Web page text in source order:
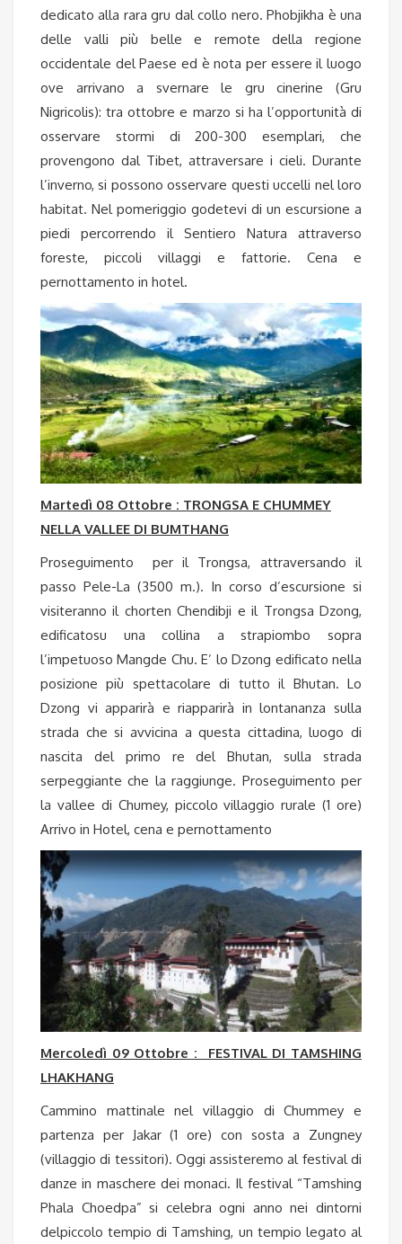
dedicato alla rara gru dal collo nero. Phobjikha è una
delle valli più belle e remote della regione
occidentale del Paese ed è nota per essere il luogo
ove arrivano a svernare le gru cinerine (Gru
Nigricolis): tra ottobre e marzo si ha l’opportunità di
osservare stormi di 200-300 esemplari, che
provengono dal Tibet, attraversare i cieli. Durante
l’inverno, si possono osservare questi uccelli nel loro
habitat. Nel pomeriggio godetevi di un escursione a
piedi percorrendo il Sentiero Natura attraverso
foreste, piccoli villaggi e fattorie. Cena e
pernottamento in hotel.
Martedì 08 Ottobre : TRONGSA E CHUMMEY
NELLA VALLEE DI BUMTHANG
Proseguimento per il Trongsa, attraversando il
passo Pele-La (3500 m.). In corso d’escursione si
visiteranno il chorten Chendibji e il Trongsa Dzong,
edificatosu una collina a strapiombo sopra
l’impetuoso Mangde Chu. E’ lo Dzong edificato nella
posizione più spettacolare di tutto il Bhutan. Lo
Dzong vi apparirà e riapparirà in lontananza sulla
strada che si avvicina a questa cittadina, luogo di
nascita del primo re del Bhutan, sulla strada
serpeggiante che la raggiunge. Proseguimento per
la vallee di Chumey, piccolo villaggio rurale (1 ore)
Arrivo in Hotel, cena e pernottamento
Mercoledì 09 Ottobre : FESTIVAL DI TAMSHING
LHAKHANG
Cammino mattinale nel villaggio di Chummey e
partenza per Jakar (1 ore) con sosta a Zungney
(villaggio di tessitori). Oggi assisteremo al festival di
danze in maschere dei monaci. Il festival “Tamshing
Phala Choedpa” si celebra ogni anno nei dintorni
delpiccolo tempio di Tamshing, un tempio legato al